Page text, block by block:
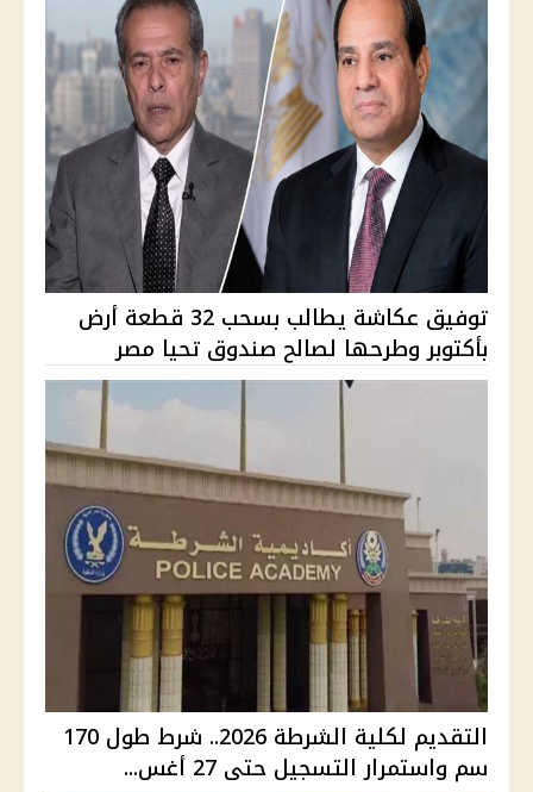
توفيق عكاشة يطالب بسحب 32 قطعة أرض
بأكتوبر وطرحها لصالح صندوق تحيا مصر
التقديم لكلية الشرطة 2026.. شرط طول 170
سم واستمرار التسجيل حتى 27 أغس...